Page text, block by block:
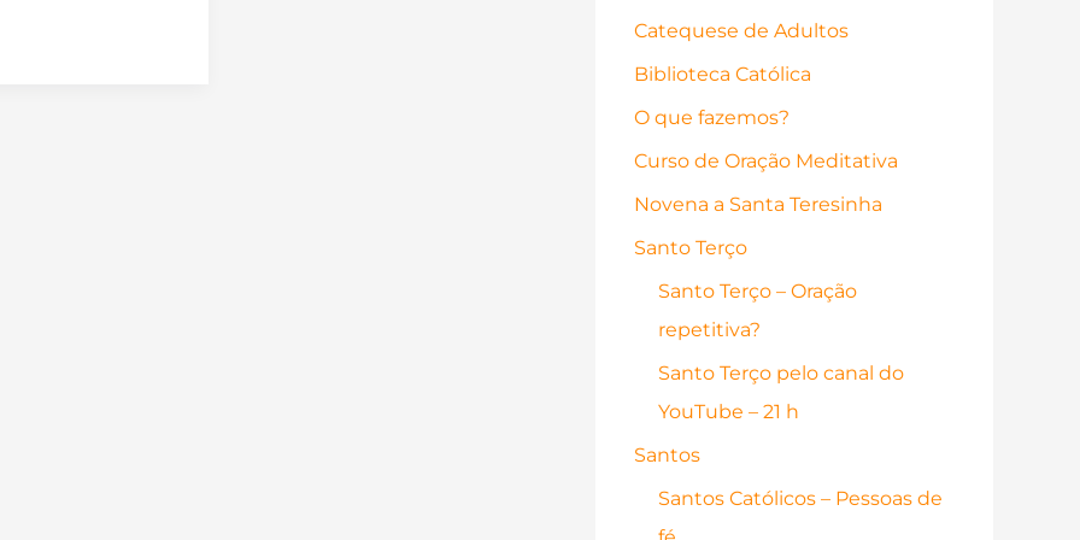
Catequese de Adultos
Biblioteca Católica
O que fazemos?
Curso de Oração Meditativa
Novena a Santa Teresinha
Santo Terço
Santo Terço – Oração
repetitiva?
Santo Terço pelo canal do
YouTube – 21 h
Santos
Santos Católicos – Pessoas de